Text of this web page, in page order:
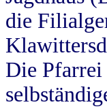
die
Die Pfarrei